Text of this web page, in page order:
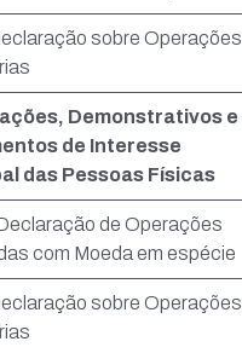
sobre Operações
Demonstrativos e
de Interesse
das Pessoas Físicas
de Operações
com Moeda em espécie
sobre Operações